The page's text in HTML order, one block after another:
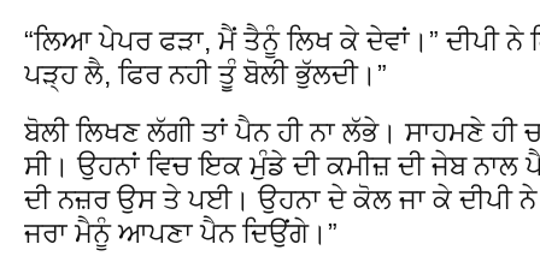
“ਲਿਆ ਪੇਪਰ ਫੜਾ, ਮੈਂ ਤੈਨੂੰ ਲਿਖ ਕੇ ਦੇਵਾਂ।” ਦੀਪੀ ਨੇ
ਪੜ੍ਹ ਲੈ, ਫਿਰ ਨਹੀ ਤੂੰ ਬੋਲੀ ਭੁੱਲਦੀ।”
ਬੋਲੀ ਲਿਖਣ ਲੱਗੀ ਤਾਂ ਪੈਨ ਹੀ ਨਾ ਲੱਭੇ। ਸਾਹਮਣੇ ਹੀ
ਸੀ। ਉਹਨਾਂ ਵਿਚ ਇਕ ਮੁੰਡੇ ਦੀ ਕਮੀਜ਼ ਦੀ ਜੇਬ
ਦੀ ਨਜ਼ਰ ਉਸ ਤੇ ਪਈ। ਉਹਨਾ ਦੇ ਕੋਲ ਜਾ ਕੇ ਦੀਪੀ ਨੇ
ਜਰਾ ਮੈਨੂੰ ਆਪਣਾ ਪੈਨ ਦਿਉਂਗੇ।”